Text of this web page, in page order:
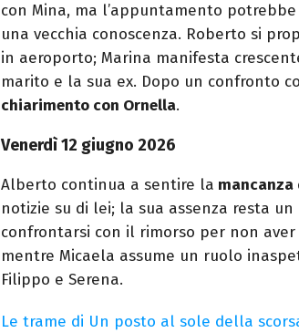
con Mina, ma l’appuntamento potrebbe
una vecchia conoscenza. Roberto si
in aeroporto; Marina manifesta
marito e la sua ex. Dopo un confronto
chiarimento con Ornella.
Venerdì 12 giugno 2026
Alberto continua a sentire la mancanza
notizie su di lei; la sua assenza resta
confrontarsi con il rimorso per non
mentre Micaela assume un ruolo
Filippo e Serena.
Le trame di Un posto al sole della